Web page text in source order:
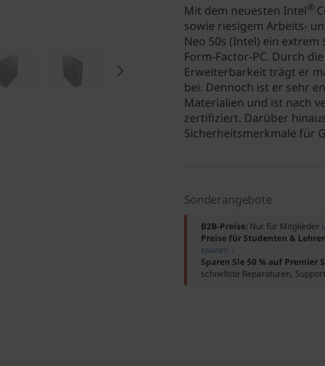
Mit dem neuesten Intel®
sowie riesigem Arbeits-
Neo 50s (Intel) ein
Form-Factor-PC. Durch
Erweiterbarkeit trägt er
bei. Dennoch ist er sehr
Materialien und ist nach
zertifiziert. Darüber
Sicherheitsmerkmale für
Sonderangebote
B2B-Preise: Nur für Mitglieder
Preise für Studenten &
sparen ›
Sparen Sie 50 % auf Premier
schnellste Reparaturen,